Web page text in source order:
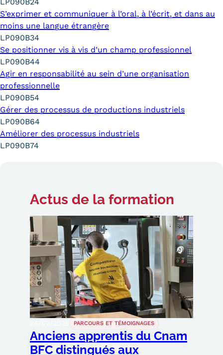
LP090B24
S’exprimer et communiquer à l’oral, à l’écrit, et dans au
moins une langue étrangère
LP090B34
Se positionner vis à vis d’un champ professionnel
LP090B44
Agir en responsabilité au sein d’une organisation
professionnelle
LP090B54
Gérer des processus de productions industriels
LP090B64
Améliorer des processus industriels
LP090B74
Actus de la formation
PARCOURS ET TÉMOIGNAGES
Anciens apprentis du Cnam
BFC distingués aux